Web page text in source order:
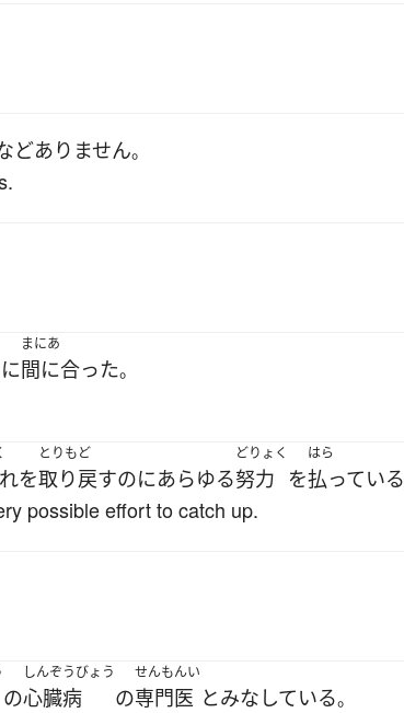
どありません。
に
まにあ
間に合った。
を
とりもど
取り戻すのにあらゆる
どりょく
努力 を
はら
払っている
possible effort to catch up.
の
しんぞうびょう
心臓病 の
せんもんい
専門医 とみな している。